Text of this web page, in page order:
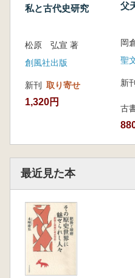
私と古代史研究
松原 弘宣 著
創風社出版
新刊 取り寄せ
1,320円
父
岡
聖
新刊
古
最近見た本